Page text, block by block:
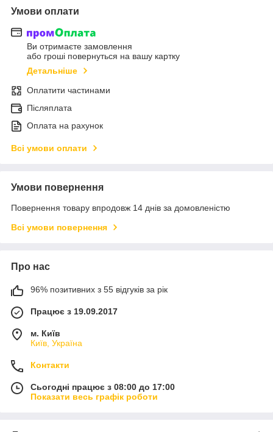
Умови оплати
Ви отримаєте замовлення
або гроші повернуться на вашу картку
Детальніше
Оплатити частинами
Післяплата
Оплата на рахунок
Всі умови оплати
Умови повернення
Повернення товару впродовж 14 днів за домовленістю
Всі умови повернення
Про нас
96% позитивних з 55 відгуків за рік
Працює з 19.09.2017
м. Київ
Київ, Україна
Контакти
Сьогодні працює з 08:00 до 17:00
Показати весь графік роботи